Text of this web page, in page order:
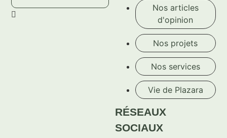
Nos articles
d'opinion
Nos projets
Nos services
Vie de Plazara
RÉSEAUX
SOCIAUX